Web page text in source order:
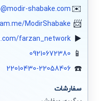
shabake.com
ModirShabake
farzan_network
09210672380
22010430-22058406
سفارشات